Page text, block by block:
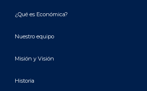
¿Qué es Económica?
Nuestro equipo
Misión y Visión
Historia